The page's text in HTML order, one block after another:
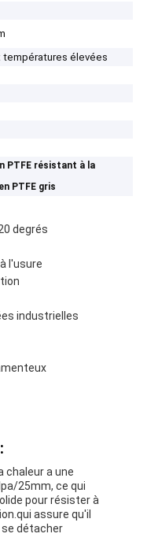
températures élevées
PTFE résistant à la
PTFE gris
degrés
l'usure
industrielles
chaleur a une
25mm, ce qui
pour résister à
assure qu'il
détacher